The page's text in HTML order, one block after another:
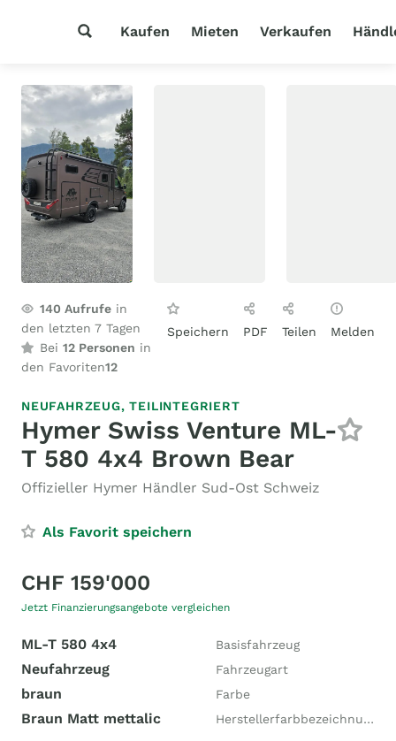
Kaufen Mieten Verkaufen
140 Aufrufe in
den letzten 7 Tagen
Bei 12 Personen in
den Favoriten12
Speichern PDF Teilen Melden
NEUFAHRZEUG,TEILINTEGRIERT
Hymer Swiss Venture ML-
T 580 4x4 Brown Bear
Offizieller Hymer Händler Sud-Ost Schweiz
Als Favorit speichern
CHF 159'000
Jetzt Finanzierungsangebote vergleichen
ML-T 580 4x4 Basisfahrzeug
Neufahrzeug Fahrzeugart
braun Farbe
Braun Matt mettalic Herstellerfarbbezeichnung